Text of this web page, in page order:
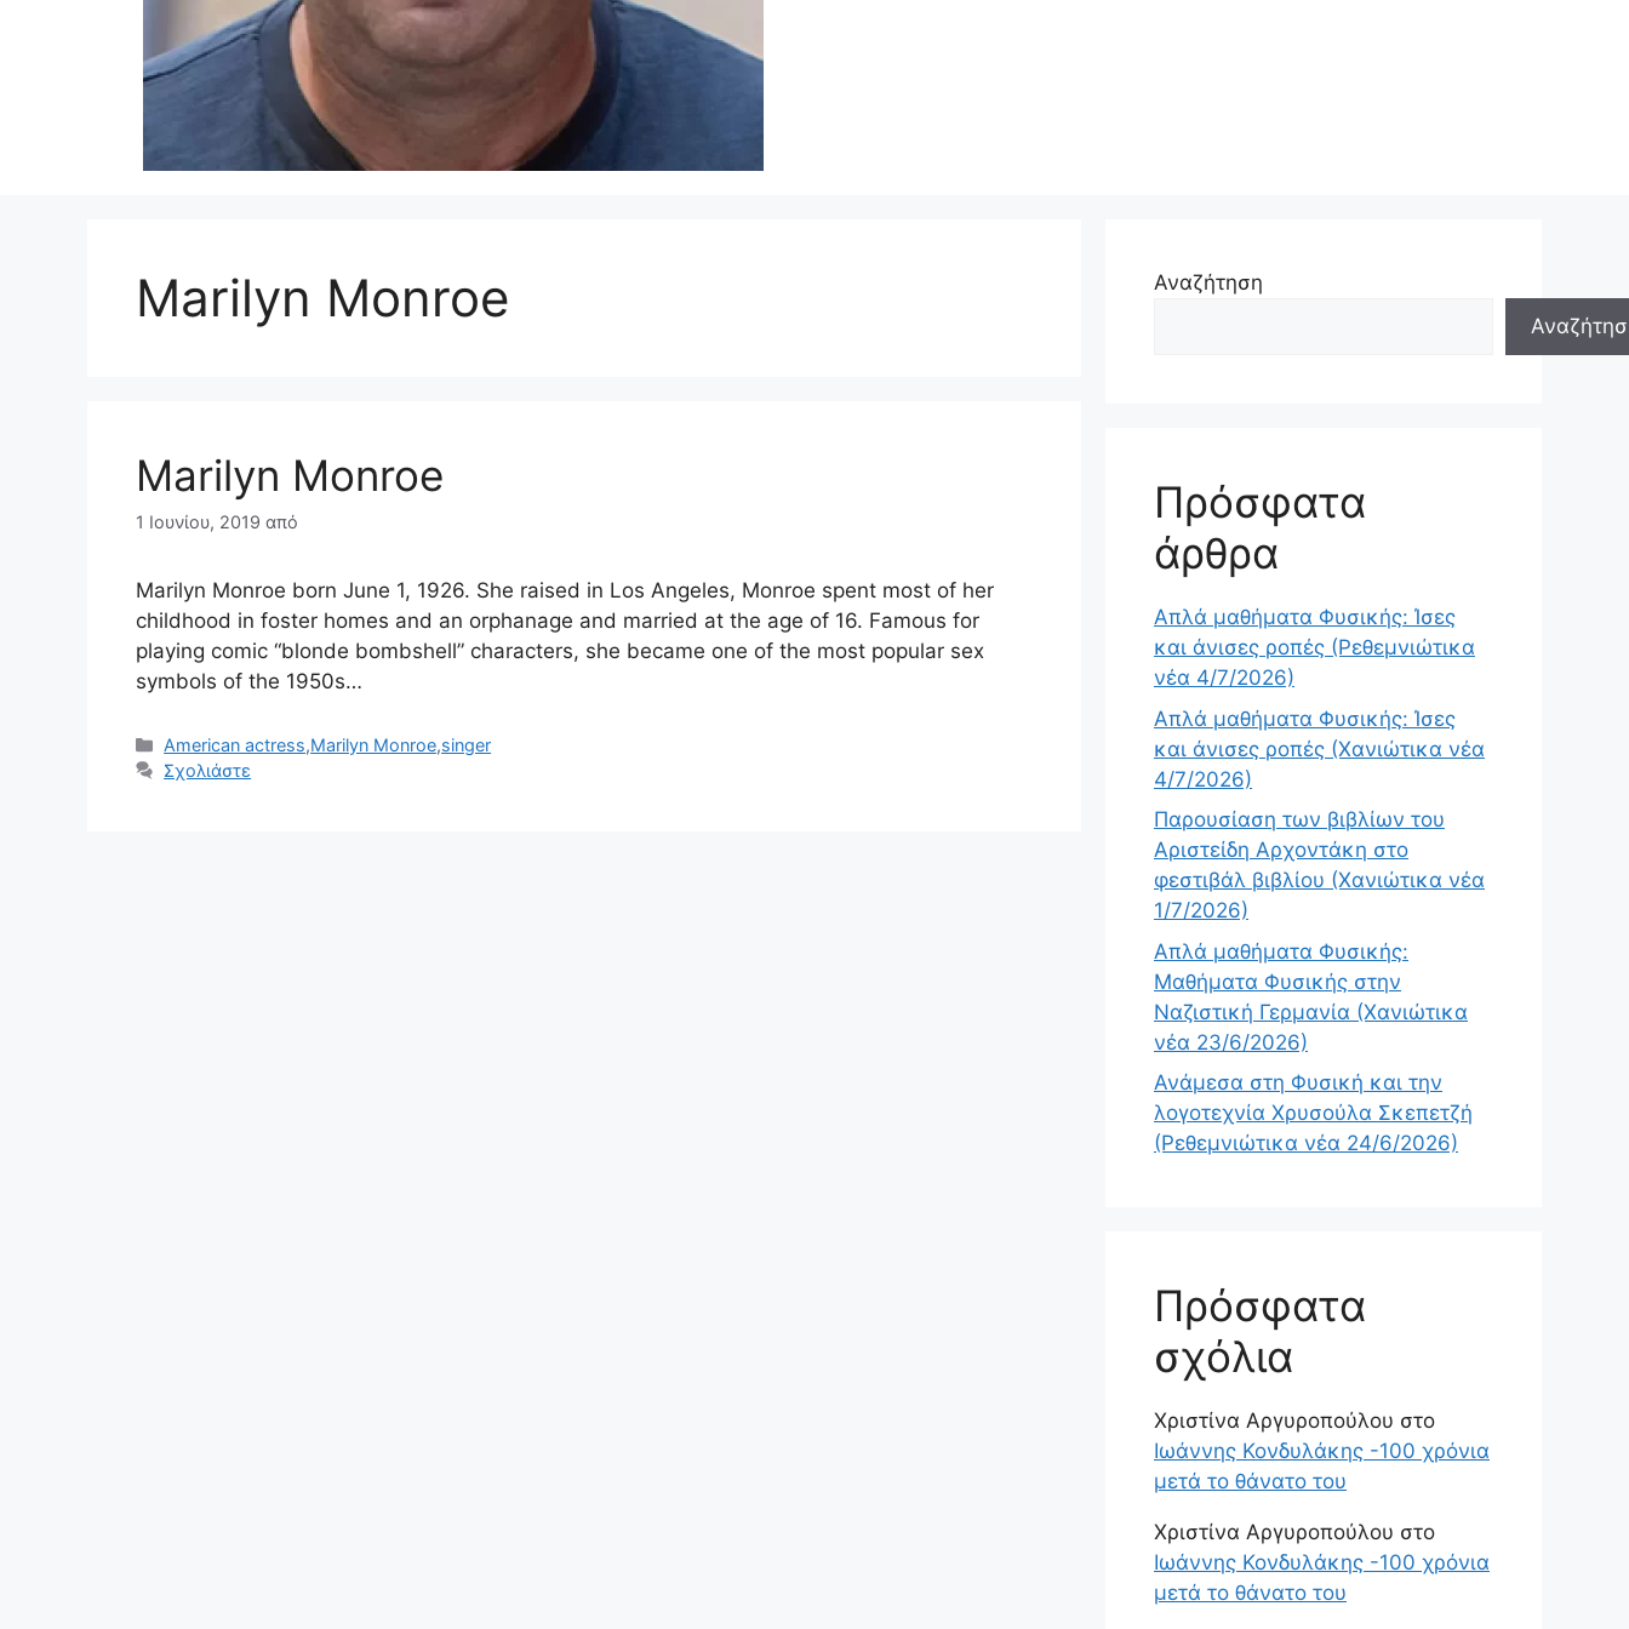
Marilyn Monroe
Marilyn Monroe
1 Ιουνίου, 2019 από
Marilyn Monroe born June 1, 1926. She raised in Los Angeles, Monroe spent most of her
childhood in foster homes and an orphanage and married at the age of 16. Famous for
playing comic “blonde bombshell” characters, she became one of the most popular sex
symbols of the 1950s…
Κατηγορίες
American actress,Marilyn Monroe,singer
Σχολιάστε
Αναζήτηση
Πρόσφατα
άρθρα
Απλά μαθήματα Φυσικής: Ίσες
και άνισες ροπές (Ρεθεμνιώτικα
νέα 4/7/2026)
Απλά μαθήματα Φυσικής: Ίσες
και άνισες ροπές (Χανιώτικα νέα
4/7/2026)
Παρουσίαση των βιβλίων του
Αριστείδη Αρχοντάκη στο
φεστιβάλ βιβλίου (Χανιώτικα νέα
1/7/2026)
Απλά μαθήματα Φυσικής:
Μαθήματα Φυσικής στην
Ναζιστική Γερμανία (Χανιώτικα
νέα 23/6/2026)
Ανάμεσα στη Φυσική και την
λογοτεχνία Χρυσούλα Σκεπετζή
(Ρεθεμνιώτικα νέα 24/6/2026)
Πρόσφατα
σχόλια
Χριστίνα Αργυροπούλου στο
Ιωάννης Κονδυλάκης -100 χρόνια
μετά το θάνατο του
Χριστίνα Αργυροπούλου στο
Ιωάννης Κονδυλάκης -100 χρόνια
μετά το θάνατο του